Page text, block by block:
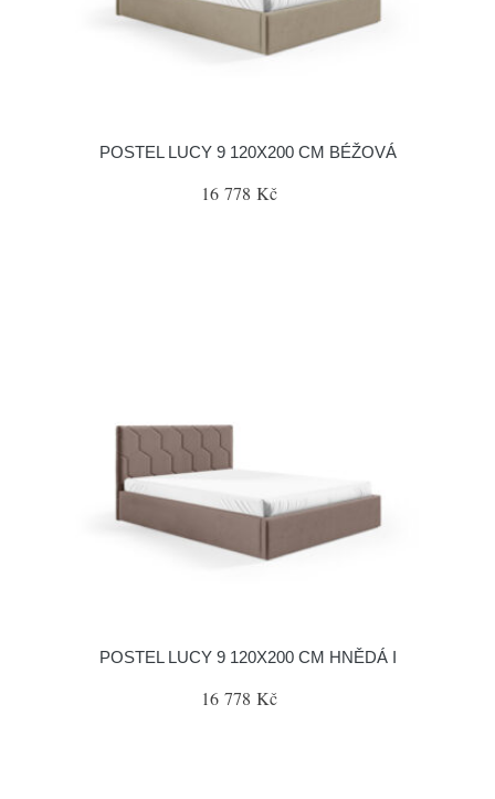
POSTEL LUCY 9 120X200 CM BÉŽOVÁ
16 778 Kč
POSTEL LUCY 9 120X200 CM HNĚDÁ I
16 778 Kč